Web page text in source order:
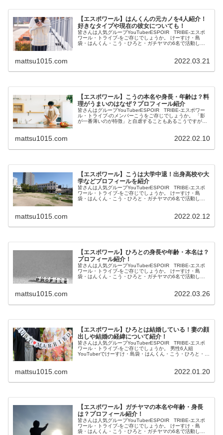
【エスポワール】はんくんの元カノを4人紹介！
好きなタイプや現在の彼女についても！
皆さんは人気グループYouTuberESPOIR TRIBE-エスポ
ワール・トライブ-をご存じでしょうか。 けーすけ・島
袋・はんくん・こう・ひろと・ガチヤマの6名で活動して
mattsu1015.com 2022.03.21
【エスポワール】こうの本名や身長・年齢は？料
理がうまいのはなぜ？プロフィール紹介
皆さんはグループYouTuberESPOIR TRIBE-エスポワー
ル・トライブ-のメンバーこうをご存じでしょうか。 「影
が一番薄いのが特徴」と自虐することもあるこうですが、
mattsu1015.com 2022.02.10
【エスポワール】こうは大学中退！出身高校や大
学などプロフィールを紹介
皆さんは人気グループYouTuberESPOIR TRIBE-エスポ
ワール・トライブ‐をご存じでしょうか。 けーすけ・島
袋・はんくん・こう・ひろと・ガチヤマの6名で活動して
mattsu1015.com 2022.02.12
【エスポワール】ひろとの身長や年齢・本名は？
プロフィール紹介！
皆さんは人気グループYouTuberESPOIR TRIBE-エスポ
ワール・トライブ-をご存じでしょうか。 けーすけ・島
袋・はんくん・こう・ひろと・ガチヤマの6名で活動して
mattsu1015.com 2022.03.26
【エスポワール】ひろとは結婚している！妻の顔
出しや結婚の経緯について紹介！
皆さんは人気グループYouTuberESPOIR TRIBE-エスポ
ワール・トライブ‐をご存じでしょうか。 男性6人組
YouTuberでけーすけ・島袋・はんくん・こう・ひろと・ガ
mattsu1015.com 2022.01.20
【エスポワール】ガチヤマの本名や年齢・身長
は？プロフィール紹介！
皆さんは人気グループYouTuberESPOIR TRIBE-エスポ
ワール・トライブ-をご存じでしょうか。 けーすけ・島
袋・はんくん・こう・ひろと・ガチヤマの6名で活動して